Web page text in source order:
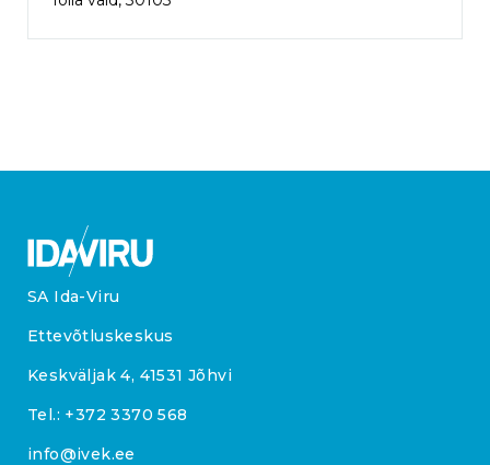
SA Ida-Viru
Ettevõtluskeskus
Keskväljak 4, 41531 Jõhvi
Tel.: +372 3370 568
info@ivek.ee